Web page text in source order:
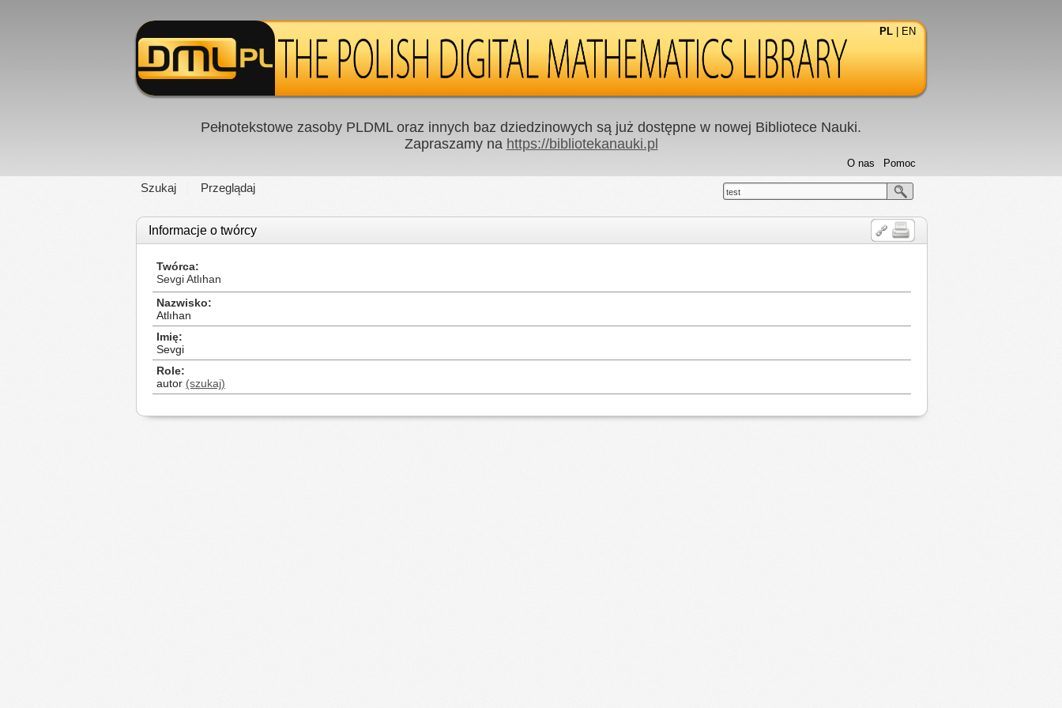
PL EN
Pełnotekstowe zasoby PLDML oraz innych baz dziedzinowych są już dostępne w nowej Bibliotece Nauki.
Zapraszamy na https://bibliotekanauki.pl
Szukaj Przeglądaj
Pomoc
O nas
test
Informacje o twórcy
Twórca
Sevgi Atlıhan
Nazwisko
Atlıhan
Imię
Sevgi
Role
autor (szukaj)